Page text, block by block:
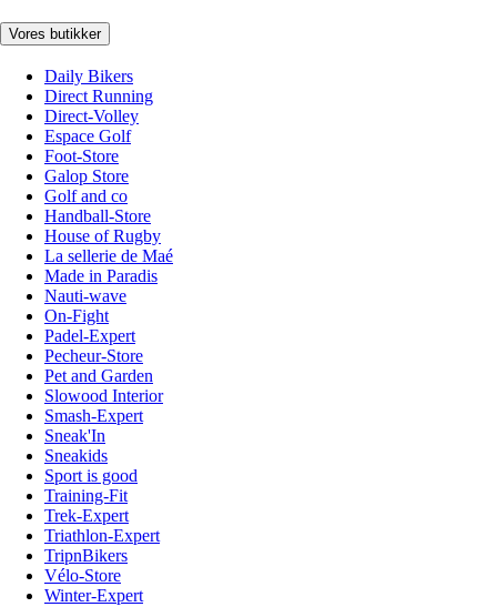
Vores butikker
Daily Bikers
Direct Running
Direct-Volley
Espace Golf
Foot-Store
Galop Store
Golf and co
Handball-Store
House of Rugby
La sellerie de Maé
Made in Paradis
Nauti-wave
On-Fight
Padel-Expert
Pecheur-Store
Pet and Garden
Slowood Interior
Smash-Expert
Sneak'In
Sneakids
Sport is good
Training-Fit
Trek-Expert
Triathlon-Expert
TripnBikers
Vélo-Store
Winter-Expert